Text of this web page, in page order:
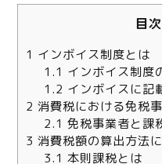
目次
1 インボイス制度とは
1.1 インボイス制度
1.2 インボイスに記
2 消費税における免税
2.1 免税事業者と課
3 消費税額の算出方法
3.1 本則課税とは